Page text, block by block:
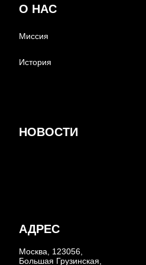
О НАС
Миссия
История
НОВОСТИ
АДРЕС
Москва, 123056,
Большая Грузинская,